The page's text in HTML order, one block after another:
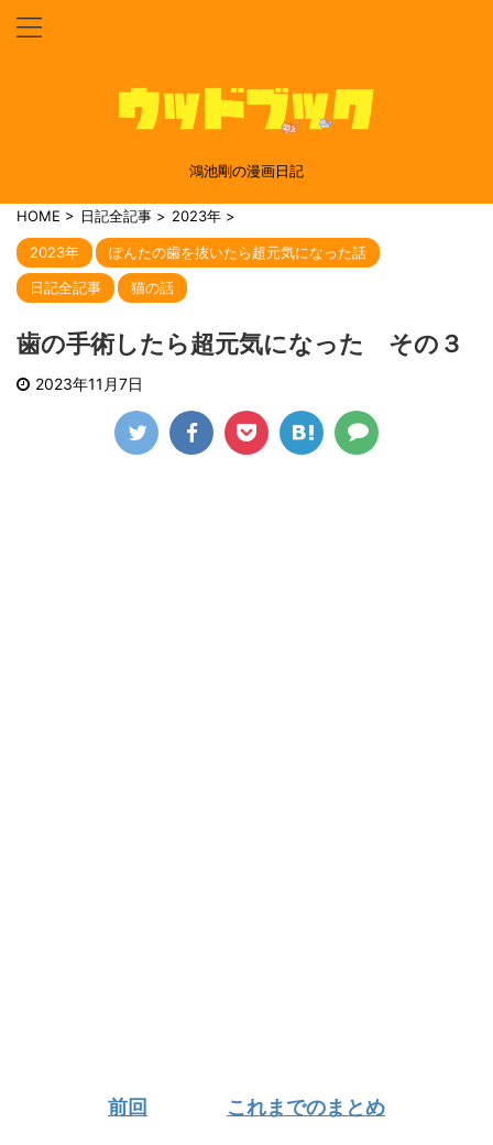
鴻池剛の漫画日記
HOME > 日記全記事 > 2023年 >
2023年
ぽんたの歯を抜いたら超元気になった話
日記全記事
猫の話
歯の手術したら超元気になった その３
2023年11月7日
前回 これまでのまとめ